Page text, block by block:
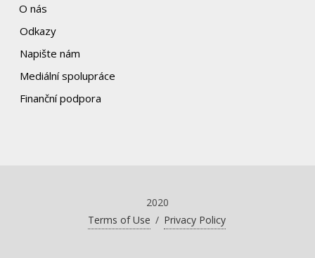
O nás
Odkazy
Napište nám
Mediální spolupráce
Finanční podpora
2020
Terms of Use / Privacy Policy